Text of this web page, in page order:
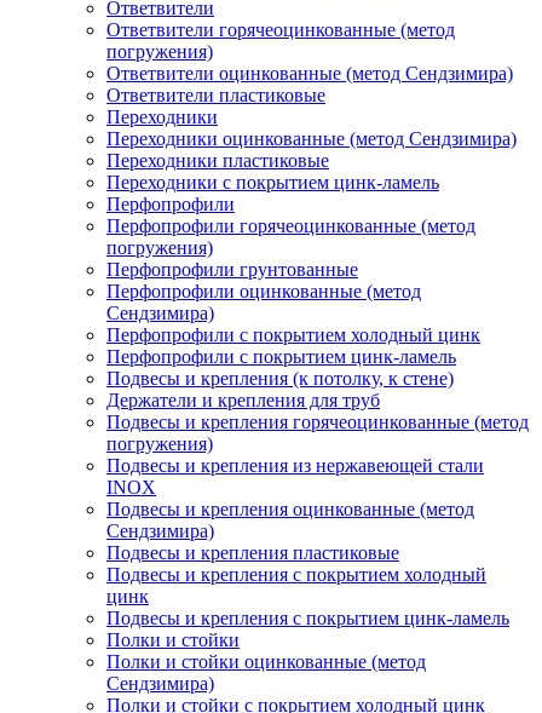
Ответвители
Ответвители горячеоцинкованные (метод
погружения)
Ответвители оцинкованные (метод Сендзимира)
Ответвители пластиковые
Переходники
Переходники оцинкованные (метод Сендзимира)
Переходники пластиковые
Переходники с покрытием цинк-ламель
Перфопрофили
Перфопрофили горячеоцинкованные (метод
погружения)
Перфопрофили грунтованные
Перфопрофили оцинкованные (метод
Сендзимира)
Перфопрофили с покрытием холодный цинк
Перфопрофили с покрытием цинк-ламель
Подвесы и крепления (к потолку, к стене)
Держатели и крепления для труб
Подвесы и крепления горячеоцинкованные (метод
погружения)
Подвесы и крепления из нержавеющей стали
INOX
Подвесы и крепления оцинкованные (метод
Сендзимира)
Подвесы и крепления пластиковые
Подвесы и крепления с покрытием холодный
цинк
Подвесы и крепления с покрытием цинк-ламель
Полки и стойки
Полки и стойки оцинкованные (метод
Сендзимира)
Полки и стойки с покрытием холодный цинк